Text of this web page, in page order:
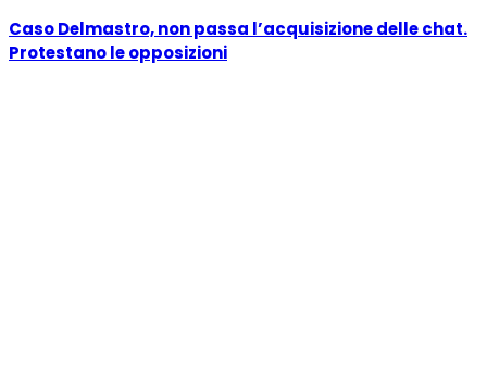
Caso Delmastro, non passa l’acquisizione delle chat.
Protestano le opposizioni